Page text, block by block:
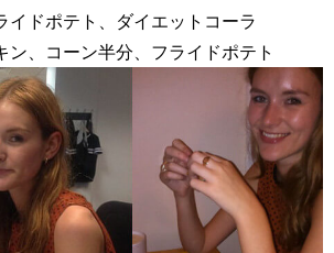
イドポテト、ダイエットコーラ
ン、コーン半分、フライドポテト